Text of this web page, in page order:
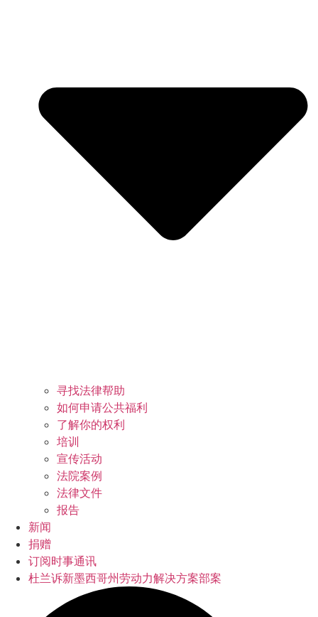
寻找法律帮助
如何申请公共福利
了解你的权利
培训
宣传活动
法院案例
法律文件
报告
新闻
捐赠
订阅时事通讯
杜兰诉新墨西哥州劳动力解决方案部案